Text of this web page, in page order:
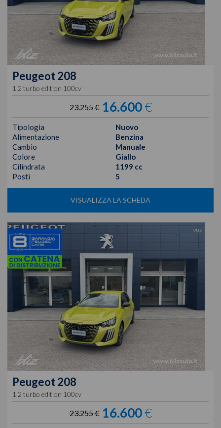
Peugeot 208
1.2 turbo edition 100cv
23.255 € 16.600€
Tipologia
Nuovo
Alimentazione
Benzina
Cambio
Manuale
Colore
Giallo
Cilindrata
1199 cc
Posti
5
VISUALIZZA LA SCHEDA
Peugeot 208
1.2 turbo edition 100cv
23.255 € 16.600€